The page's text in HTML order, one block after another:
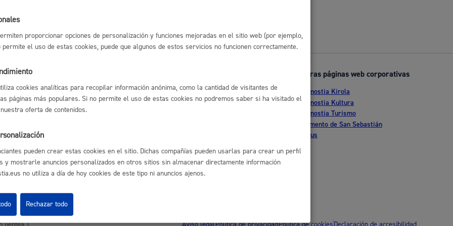
Ofertas de empleo
Perfil del contratante
Otras páginas web corporativas
Donostia Kirola
Donostia Kultura
Donostia Turismo
Fomento de San Sebastián
Dbus
proporcionar opciones de personalización y funciones mejoradas en el sitio web (por ejemplo,
permite el uso de estas cookies, puede que algunos de estos servicios no funcionen correctamente.
cookies analíticas para recopilar información anónima, como la cantidad de visitantes de
páginas más populares. Si no permite el uso de estas cookies no podremos saber si ha visitado el
oferta de contenidos.
pueden crear estas cookies en el sitio. Dichas compañías pueden usarlas para crear un perfil
y mostrarle anuncios personalizados en otros sitios sin almacenar directamente información
no utiliza a día de hoy cookies de este tipo ni anuncios ajenos.
Rechazar todo